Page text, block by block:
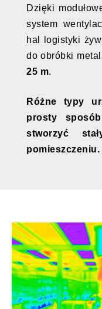
Dzięki
system
hal logistyki
do obróbki
25 m.
Różne typy
prosty
stworzyć
pomieszczeniu.